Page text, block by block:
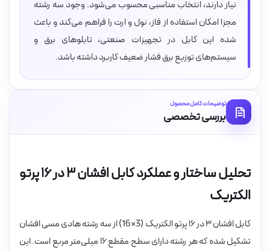
نیاز دارند، انتخاب مناسبی محسوب می‌شود. وجود سه رشته
مجزا امکان استفاده از فاز، نول و ارت را فراهم می‌کند و باعث
شده این کابل در تجهیزات صنعتی، تابلوهای برق و
سیستم‌های توزیع برق فشار ضعیف کاربرد داشته باشد.
توضیحات کامل محصول
بررسی تخصصی
تحلیل ساختار و عملکرد کابل افشان ۳ در ۱۶ پرتو
الکتریک
کابل افشان ۳ در ۱۶ پرتو الکتریک (3×16) از سه رشته هادی مسی افشان
تشکیل شده که هر رشته دارای سطح مقطع ۱۶ میلی‌متر مربع است. این